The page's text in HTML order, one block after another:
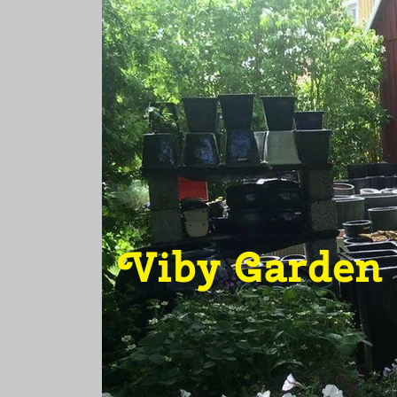
Viby Garden